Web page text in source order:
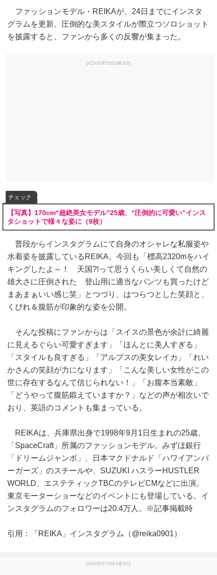
ファッションモデル・REIKAが、24日までにインスタ
グラムを更新。圧倒的な美スタイルが際立つソロショット
を披露すると、ファンから多くの反響が集まった。
[ADVERTISEMENT]
チェック
【写真】170cm“超絶美女モデル”25歳、“圧倒的に可愛い”インス
タショットで様々な姿に（9枚）
普段からインスタグラムにて自身のオシャレな私服姿や
水着姿を披露しているREIKA。今回も「標高2320mをハイ
キングしたよ～！ 天国?!って思うくらい美しくて自然の
雄大さに圧倒された 登山用に適当なパンツも買ったけど
まあまぁいい感じ笑」とつづり、はつらつとした笑顔と、
くびれ＆腹筋が印象的な姿を公開。
そんな投稿にファンからは「スイスの景色が余計に綺麗
に見えるぐらい可愛すぎます」「ほんとに美人すぎる」
「スタイルも良すぎる」「アルプスの美女レイカ」「れい
かさんの笑顔が力になります」「こんな美しい女性がこの
世に存在するなんて信じられない！」「お腹本当素敵」
「どうやって腹筋鍛えていますか？」などの声が相次いで
おり、英語のコメントも集まっている。
REIKAは、兵庫県出身で1998年9月1日生まれの25歳。
「SpaceCraft」所属のファッションモデル。みずほ銀行
「ドリームジャンボ」、日本マクドナルド「ハワイアンバ
ーガーズ」のスチールや、SUZUKI ハスラーHUSTLER
WORLD、エステティックTBCのテレビCMなどに出演。
東京モーターショーなどのイベントにも登場している。イ
ンスタグラムのフォロワーは20.4万人。※記事掲載時
引用：「REIKA」インスタグラム（@reika0901）
[ADVERTISEMENT]